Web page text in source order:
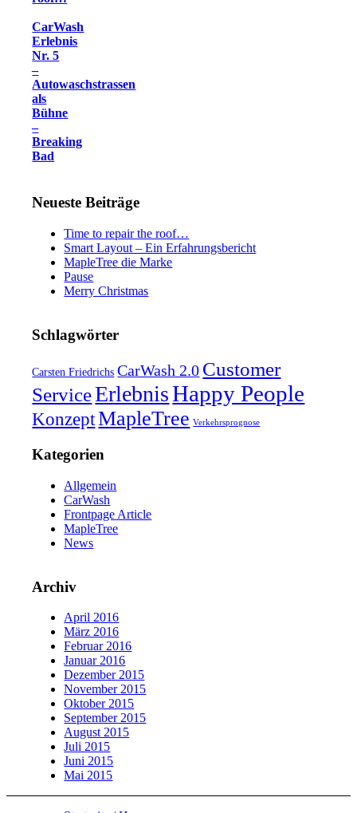
CarWash
Erlebnis
Nr. 5
–
Autowaschstrassen
als
Bühne
–
Breaking
Bad
Neueste Beiträge
Time to repair the roof…
Smart Layout – Ein Erfahrungsbericht
MapleTree die Marke
Pause
Merry Christmas
Schlagwörter
Carsten Friedrichs CarWash 2.0 Customer
ServiceErlebnisHappy People
KonzeptMapleTree Verkehrsprognose
Kategorien
Allgemein
CarWash
Frontpage Article
MapleTree
News
Archiv
April 2016
März 2016
Februar 2016
Januar 2016
Dezember 2015
November 2015
Oktober 2015
September 2015
August 2015
Juli 2015
Juni 2015
Mai 2015